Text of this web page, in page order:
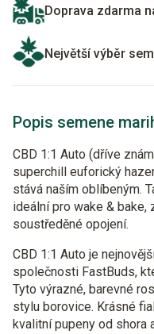
Doprava zdarma
Největší výběr
Popis semene
CBD 1:1 Auto (dříve
superchill euforický
stává naším oblíbeným.
ideální pro wake & bake,
soustředěné opojení.
CBD 1:1 Auto je
společnosti FastBuds,
Tyto výrazné, barevné
stylu borovice. Krásné
kvalitní pupeny od shora